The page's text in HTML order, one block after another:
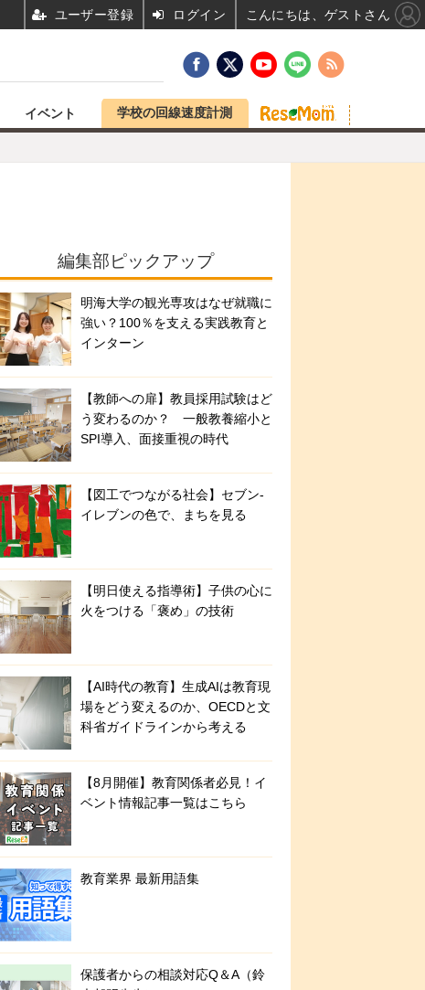
イベント 学校の回線速度計測
編集部ピックアップ
明海大学の観光専攻はなぜ就職に
強い？100％を支える実践教育と
インターン
【教師への扉】教員採用試験はど
う変わるのか？ 一般教養縮小と
SPI導入、面接重視の時代
【図工でつながる社会】セブン‐
イレブンの色で、まちを見る
【明日使える指導術】子供の心に
火をつける「褒め」の技術
【AI時代の教育】生成AIは教育現
場をどう変えるのか、OECDと文
科省ガイドラインから考える
【8月開催】教育関係者必見！イ
ベント情報記事一覧はこちら
教育業界 最新用語集
保護者からの相談対応Q＆A（鈴
ユーザー登録 ログイン こんにちは、ゲストさん